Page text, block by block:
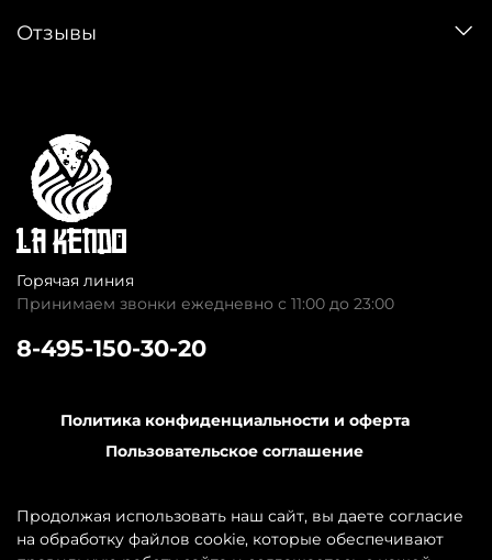
Отзывы
Горячая линия
Принимаем звонки ежедневно с 11:00 до 23:00
8-495-150-30-20
Политика конфиденциальности и оферта
Пользовательское соглашение
Контакты
Продолжая использовать наш сайт, вы даете согласие
на обработку файлов cookie, которые обеспечивают